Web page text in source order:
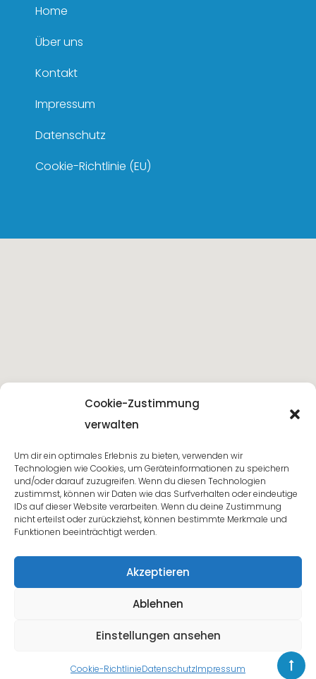
Cookie-Zustimmung
verwalten
Um dir ein optimales Erlebnis zu bieten, verwenden wir
Technologien wie Cookies, um Geräteinformationen zu speichern
und/oder darauf zuzugreifen. Wenn du diesen Technologien
zustimmst, können wir Daten wie das Surfverhalten oder eindeutige
IDs auf dieser Website verarbeiten. Wenn du deine Zustimmung
nicht erteilst oder zurückziehst, können bestimmte Merkmale und
Funktionen beeinträchtigt werden.
Akzeptieren
Ablehnen
Einstellungen ansehen
Cookie-RichtlinieDatenschutzImpressum
Home
Über uns
Kontakt
Impressum
Datenschutz
Cookie-Richtlinie (EU)
Copyright © 2023 PaciFic GmbH. Alle Rechte
vorbehalten. Powered by Blauer Rhein Agentur